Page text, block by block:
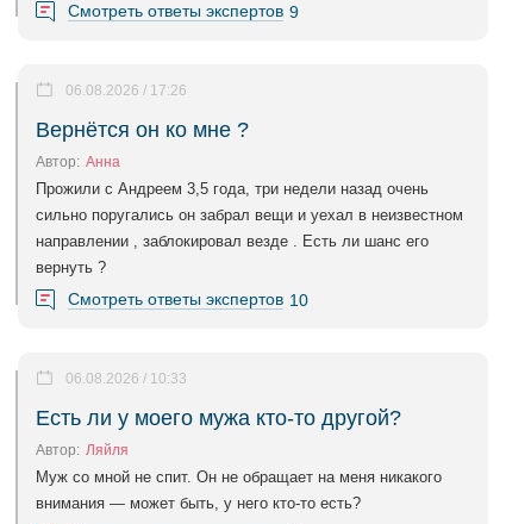
Смотреть ответы экспертов 9
Вернётся он ко мне ?
06.08.2026 / 17:26
Автор: Анна
Прожили с Андреем 3,5 года, три недели назад очень
сильно поругались он забрал вещи и уехал в неизвестном
направлении , заблокировал везде . Есть ли шанс его
вернуть ?
Смотреть ответы экспертов 10
Есть ли у моего мужа кто-то другой?
06.08.2026 / 10:33
Автор: Ляйля
Муж со мной не спит. Он не обращает на меня никакого
внимания — может быть, у него кто-то есть?